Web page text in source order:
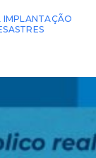
IMPLANTAÇÃO